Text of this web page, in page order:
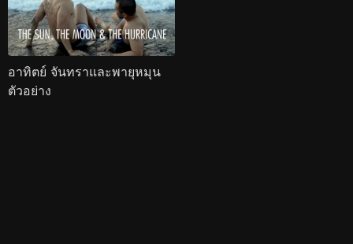
อาทิตย์ จันทราและพายุหมุน
ตัวอย่าง